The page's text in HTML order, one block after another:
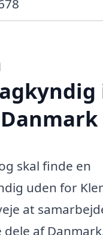
skal finde en
uden for
at
af